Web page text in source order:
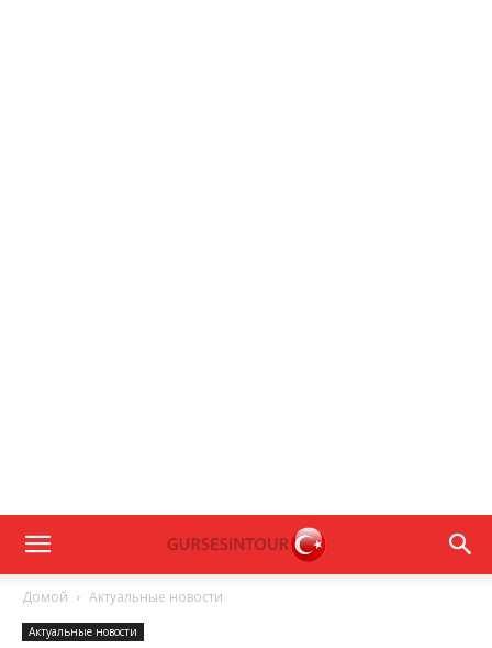
Домой Актуальные новости
Актуальные новости